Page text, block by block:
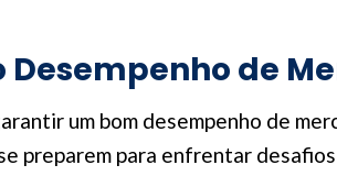
Desempenho de
um bom desempenho de
preparem para enfrentar